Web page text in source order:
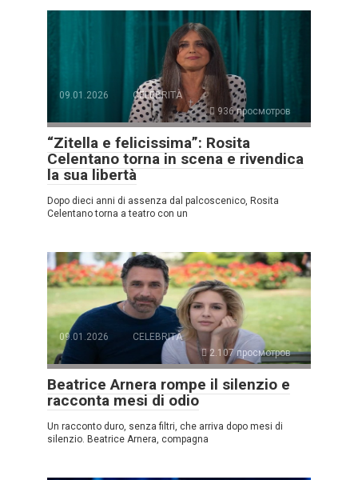
09.01.2026
CELEBRITÀ
936 просмотров
“Zitella e felicissima”: Rosita
Celentano torna in scena e rivendica
la sua libertà
Dopo dieci anni di assenza dal palcoscenico, Rosita
Celentano torna a teatro con un
09.01.2026
CELEBRITÀ
2.107 просмотров
Beatrice Arnera rompe il silenzio e
racconta mesi di odio
Un racconto duro, senza filtri, che arriva dopo mesi di
silenzio. Beatrice Arnera, compagna